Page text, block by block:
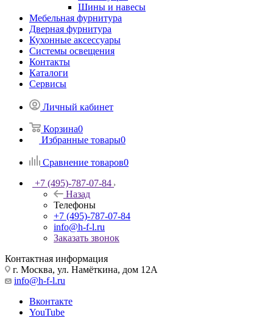
Шины и навесы
Мебельная фурнитура
Дверная фурнитура
Кухонные аксессуары
Системы освещения
Контакты
Каталоги
Сервисы
Личный кабинет
Корзина0
Избранные товары0
Сравнение товаров0
+7 (495)-787-07-84
Назад
Телефоны
+7 (495)-787-07-84
info@h-f-l.ru
Заказать звонок
Контактная информация
г. Москва, ул. Намёткина, дом 12А
info@h-f-l.ru
Вконтакте
YouTube